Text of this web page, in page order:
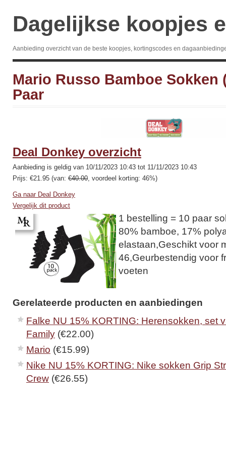
Dagelijkse koopjes
Aanbieding overzicht van de beste koopjes, kortingscodes en
Mario Russo Bamboe Sokken
Paar
Deal Donkey overzicht
Aanbieding is geldig van 10/11/2023 10:43 tot 11/11/2023 10:43
Prijs: €21.95 (van: €40.00, voordeel korting: 46%)
Ga naar Deal Donkey
Vergelijk dit product
1 bestelling = 10 paar
80% bamboe, 17%
elastaan,Geschikt voor
46,Geurbestendig voor
voeten
Gerelateerde producten en aanbiedingen
Falke NU 15% KORTING: Herensokken, set
Family (€22.00)
Mario (€15.99)
Nike NU 15% KORTING: Nike sokken Grip
Crew (€26.55)